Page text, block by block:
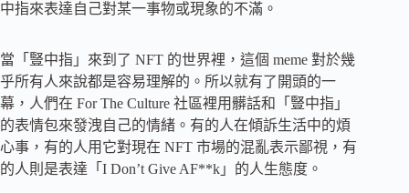
中指來表達自己對某一事物或現象的不滿。
當「豎中指」來到了 NFT 的世界裡，這個 meme 對於幾
乎所有人來說都是容易理解的。所以就有了開頭的一
幕，人們在 For The Culture 社區裡用髒話和「豎中指」
的表情包來發洩自己的情緒。有的人在傾訴生活中的煩
心事，有的人用它對現在 NFT 市場的混亂表示鄙視，有
的人則是表達「I Don’t Give AF**k」的人生態度。